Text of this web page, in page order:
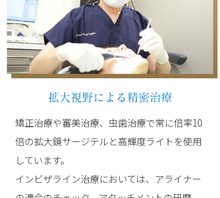
拡大視野による精密治療
矯正治療や審美治療、虫歯治療で常に倍率10
倍の拡大鏡サージテルと高輝度ライトを使用
しています。
インビザライン治療においては、アライナー